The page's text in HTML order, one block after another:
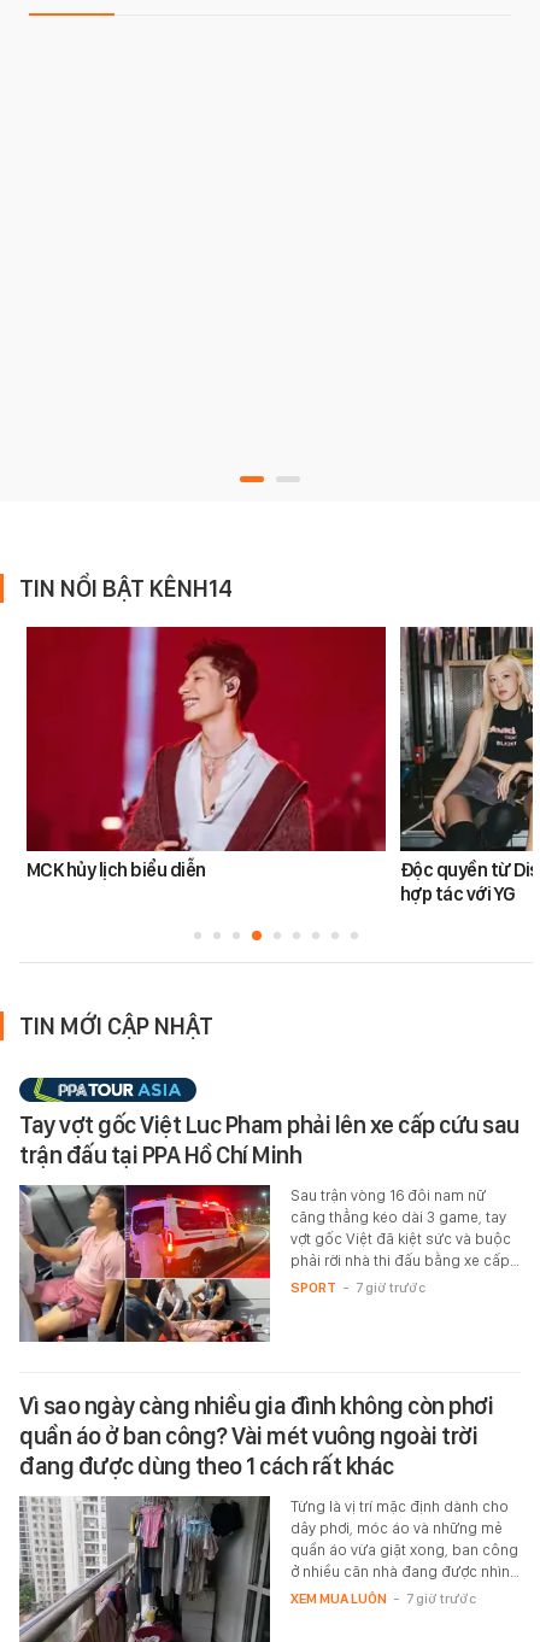
TIN NỔI BẬT KÊNH14
MCK hủy lịch biểu diễn
Độc quyền từ
hợp tác với YG
TIN MỚI CẬP NHẬT
Tay vợt gốc Việt Luc Pham phải lên xe cấp cứu sau
trận đấu tại PPA Hồ Chí Minh
Sau trận vòng 16 đôi nam nữ
căng thẳng kéo dài 3 game, tay
vợt gốc Việt đã kiệt sức và buộc
phải rời nhà thi đấu bằng xe cấp…
SPORT - 7 giờ trước
Vì sao ngày càng nhiều gia đình không còn phơi
quần áo ở ban công? Vài mét vuông ngoài trời
đang được dùng theo 1 cách rất khác
Từng là vị trí mặc định dành cho
dây phơi, móc áo và những mẻ
quần áo vừa giặt xong, ban công
ở nhiều căn nhà đang được nhìn…
XEM MUA LUÔN - 7 giờ trước